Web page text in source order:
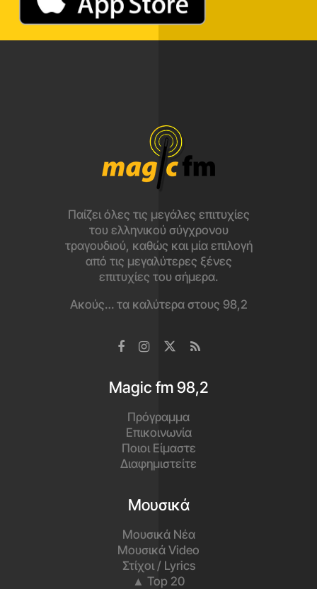
Παίζει όλες τις μεγάλες επιτυχίες
του ελληνικού σύγχρονου
τραγουδιού, καθώς και μία επιλογή
από τις μεγαλύτερες ξένες
επιτυχίες του σήμερα.
Ακούς… τα καλύτερα στους 98,2
Magic fm 98,2
Πρόγραμμα
Επικοινωνία
Ποιοι Είμαστε
Διαφημιστείτε
Μουσικά
Μουσικά Νέα
Μουσικά Video
Στίχοι / Lyrics
▲ Top 20